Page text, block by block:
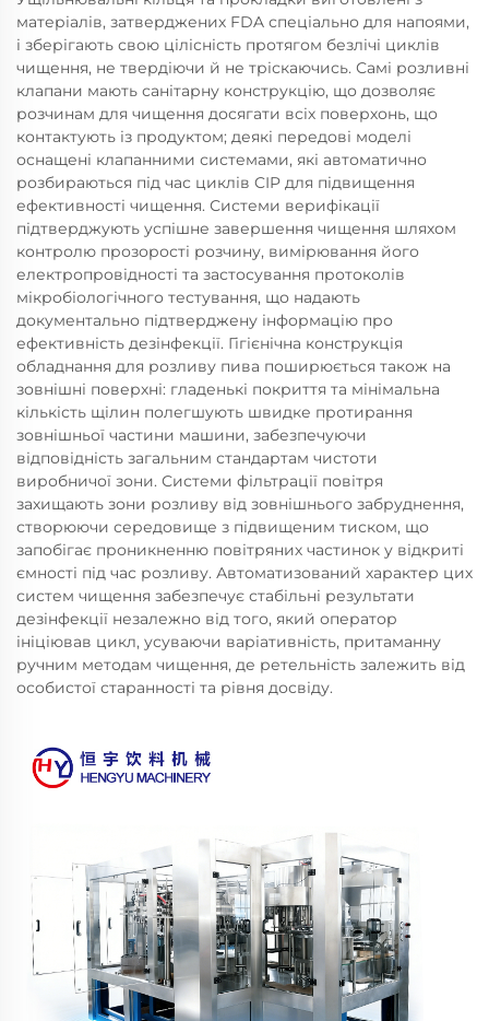
матеріалів, затверджених FDA спеціально для напоями,
і зберігають свою цілісність протягом безлічі циклів
чищення, не твердіючи й не тріскаючись. Самі розливні
клапани мають санітарну конструкцію, що дозволяє
розчинам для чищення досягати всіх поверхонь, що
контактують із продуктом; деякі передові моделі
оснащені клапанними системами, які автоматично
розбираються під час циклів CIP для підвищення
ефективності чищення. Системи верифікації
підтверджують успішне завершення чищення шляхом
контролю прозорості розчину, вимірювання його
електропровідності та застосування протоколів
мікробіологічного тестування, що надають
документально підтверджену інформацію про
ефективність дезінфекції. Гігієнічна конструкція
обладнання для розливу пива поширюється також на
зовнішні поверхні: гладенькі покриття та мінімальна
кількість щілин полегшують швидке протирання
зовнішньої частини машини, забезпечуючи
відповідність загальним стандартам чистоти
виробничої зони. Системи фільтрації повітря
захищають зони розливу від зовнішнього забруднення,
створюючи середовище з підвищеним тиском, що
запобігає проникненню повітряних частинок у відкриті
ємності під час розливу. Автоматизований характер цих
систем чищення забезпечує стабільні результати
дезінфекції незалежно від того, який оператор
ініціював цикл, усуваючи варіативність, притаманну
ручним методам чищення, де ретельність залежить від
особистої старанності та рівня досвіду.